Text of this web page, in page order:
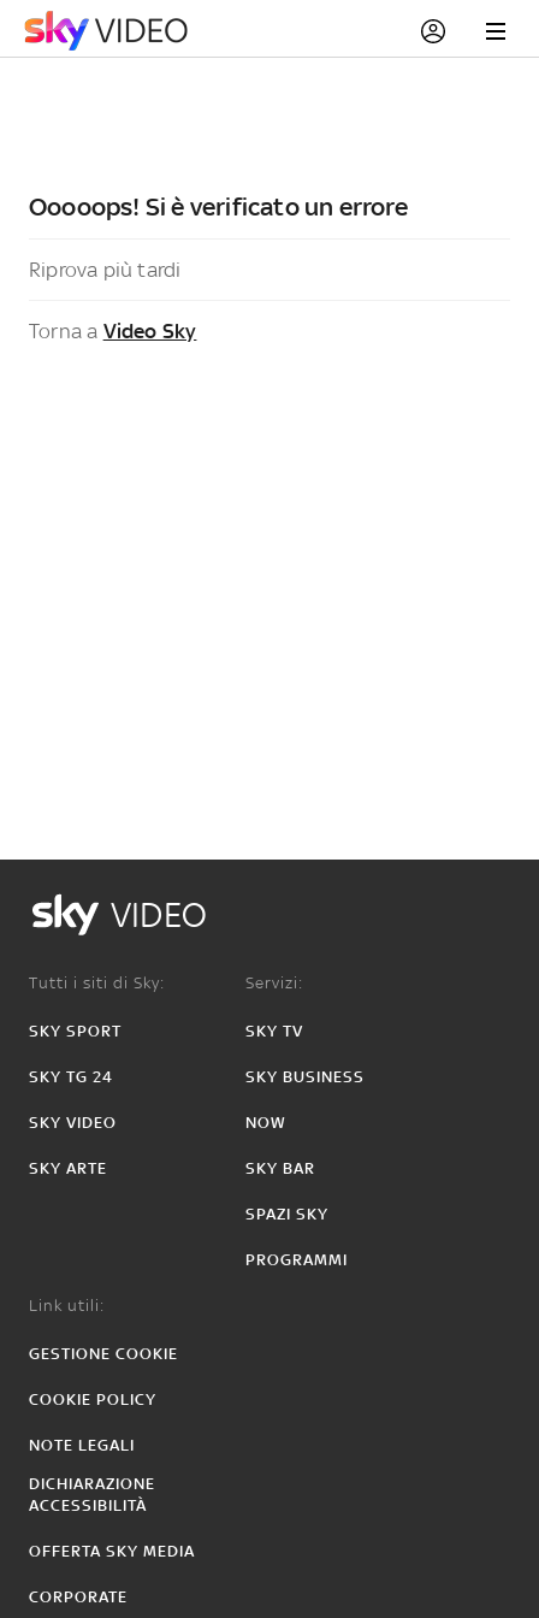
Ooooops! Si è verificato un errore
Riprova più tardi
Torna a Video Sky
VIDEO
Tutti i siti di Sky:
SKY SPORT
SKY TG 24
SKY VIDEO
SKY ARTE
Servizi:
SKY TV
SKY BUSINESS
NOW
SKY BAR
SPAZI SKY
PROGRAMMI
Link utili:
GESTIONE COOKIE
COOKIE POLICY
NOTE LEGALI
DICHIARAZIONE
ACCESSIBILITÀ
OFFERTA SKY MEDIA
CORPORATE